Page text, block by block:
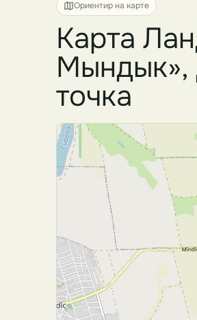
Ориентир на карте
Карта
Мындык»,
точка